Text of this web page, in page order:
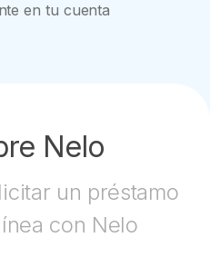
en tu cuenta
Nelo
un préstamo
con Nelo